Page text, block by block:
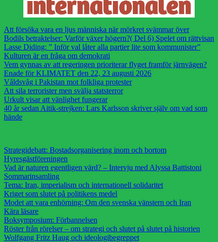
Att försöka vara en ljus människa när mörkret svämmar över
Bodils betraktelser: Varför växer högern?( Del 6) Spelet om rättvisan
Lasse Diding: ” Inför val låter alla partier lite som kommunister”
Kulturen är en fråga om demokrati
Vem gynnas av att regeringen prioriterar flyget framför järnvägen?
Enade för KLIMATET den 22, 23 augusti 2026
Våldsvåg i Pakistan mot folkliga protester
Att sila terrorister men svälja statsterror
Urkult visar att vänlighet fungerar
40 år sedan Aitik-strejken: Lars Karlsson skriver själv om vad som
hände
Strategidebatt: Bostadsorganisering inom och bortom
Hyresgästföreningen
Vad är naturen egentligen värd? – Intervju med Alyssa Battistoni
Sommarinsamling
Tema: Iran, imperialism och internationell solidaritet
Kriget som slutet på politikens medel
Modet att vara enhörning: Om den svenska vänstern och Iran
Kära läsare
Boksymposium: Förbannelsen
Röster från rörelser – om strategi och slutet på slutet på historien
Wolfgang Fritz Haug och ideologibegreppet